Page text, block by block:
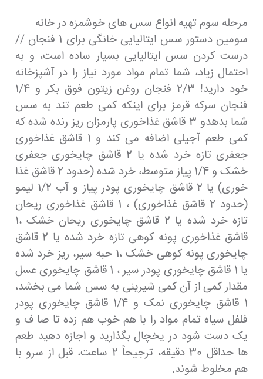
مرحله سوم تهیه انواع سس های خوشمزه در خانه
سومین دستور سس ایتالیایی خانگی برای 1 فنجان //
درست کردن سس ایتالیایی بسیار ساده است، و به
احتمال زیاد، شما تمام مواد مورد نیاز را در آشپزخانه
خود دارید! 2/3 فنجان روغن زیتون فوق بکر و 1/4
فنجان سرکه قرمز برای اینکه کمی طعم تند به سس
شما بدهدو 3 قاشق غذاخوری پارمزان ریز رنده شده که
کمی طعم آجیلی اضافه می کند و 1 قاشق غذاخوری
جعفری تازه خرد شده یا 2 قاشق چایخوری جعفری
خشک و 1/4 پیاز متوسط، خرد شده (حدود 2 قاشق غذا
خوری) یا 2 قاشق چایخوری پودر پیاز و آب 1/2 لیمو
(حدود 2 قاشق غذاخوری) ، 1 قاشق غذاخوری ریحان
تازه خرد شده یا 2 قاشق چایخوری ریحان خشک ،1
قاشق غذاخوری پونه کوهی تازه خرد شده یا 2 قاشق
چایخوری پونه کوهی خشک ،1 حبه سیر، ریز خرد شده
یا 1 قاشق چایخوری پودر سیر ، 1 قاشق چایخوری عسل
مقدار کمی از آن کمی شیرینی به سس شما می بخشد،
1 قاشق چایخوری نمک و 1/4 قاشق چایخوری پودر
فلفل سیاه تمام مواد را با هم خوب هم زده تا صا ف و
یک دست شود در یخچال بگذارید و اجازه دهید طعم
ها حداقل 30 دقیقه، ترجیحاً 2 ساعت، قبل از سرو با
هم مخلوط شوند.